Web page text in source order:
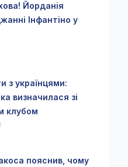
Йорданія
Інфантіно у
з українцями:
визначилася зі
клубом
пояснив, чому